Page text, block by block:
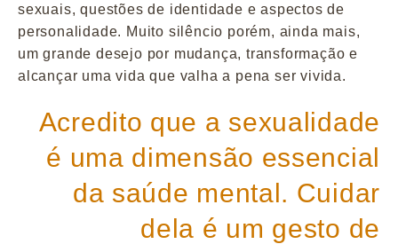
sexuais, questões de identidade e aspectos de
personalidade. Muito silêncio porém, ainda mais,
um grande desejo por mudança, transformação e
alcançar uma vida que valha a pena ser vivida.
Acredito que a sexualidade
é uma dimensão essencial
da saúde mental. Cuidar
dela é um gesto de